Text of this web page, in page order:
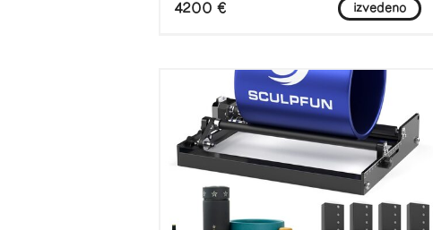
4200 € izvedeno